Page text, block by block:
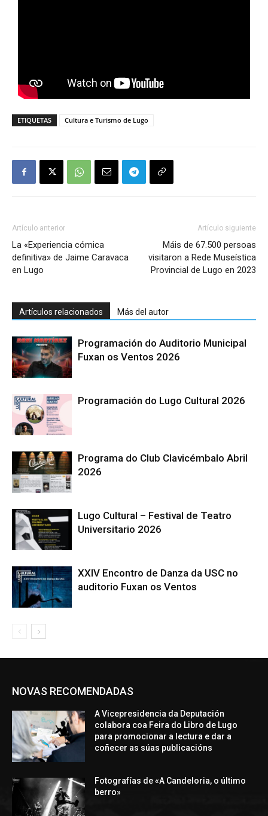
ETIQUETAS Cultura e Turismo de Lugo
Artículo anterior
La «Experiencia cómica
definitiva» de Jaime Caravaca
en Lugo
Artículo siguiente
Máis de 67.500 persoas
visitaron a Rede Museística
Provincial de Lugo en 2023
Artículos relacionados Más del autor
Programación do Auditorio Municipal
Fuxan os Ventos 2026
Programación do Lugo Cultural 2026
Programa do Club Clavicémbalo Abril
2026
Lugo Cultural – Festival de Teatro
Universitario 2026
XXIV Encontro de Danza da USC no
auditorio Fuxan os Ventos
NOVAS RECOMENDADAS
A Vicepresidencia da Deputación
colabora coa Feira do Libro de Lugo
para promocionar a lectura e dar a
coñecer as súas publicacións
Fotografías de «A Candeloria, o último
berro»